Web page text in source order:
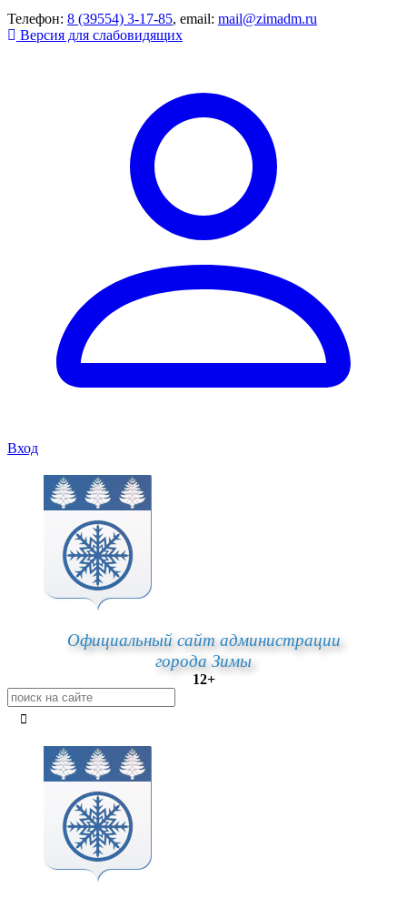
Телефон: 8 (39554) 3-17-85, email: mail@zimadm.ru
Версия для слабовидящих
Вход
Официальный сайт администрации
города Зимы
12+